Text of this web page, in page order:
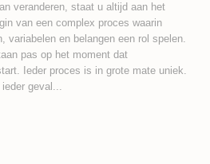
veranderen, staat u altijd aan het
van een complex proces waarin
variabelen en belangen een rol spelen.
pas op het moment dat
Ieder proces is in grote mate uniek.
geval...